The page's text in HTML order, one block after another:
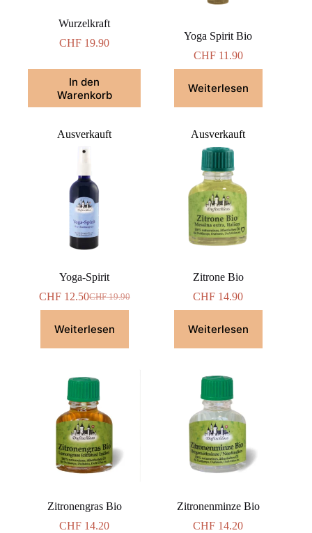
Wurzelkraft
CHF 19.90
In den
Warenkorb
Yoga Spirit Bio
CHF11.90
Weiterlesen
Ausverkauft
Yoga-Spirit
CHF19.90
Ursprünglicher
war:
CHF12.50Aktueller
ist:
Weiterlesen
Ausverkauft
Zitrone Bio
CHF 14.90
Weiterlesen
Zitronengras Bio
CHF 14.20
Zitronenminze Bio
CHF 14.20